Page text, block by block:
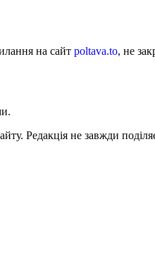
на сайт poltava.to, не
Редакція не завжди